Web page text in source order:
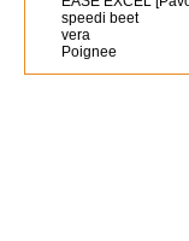
speedi beet
vera
Poignee